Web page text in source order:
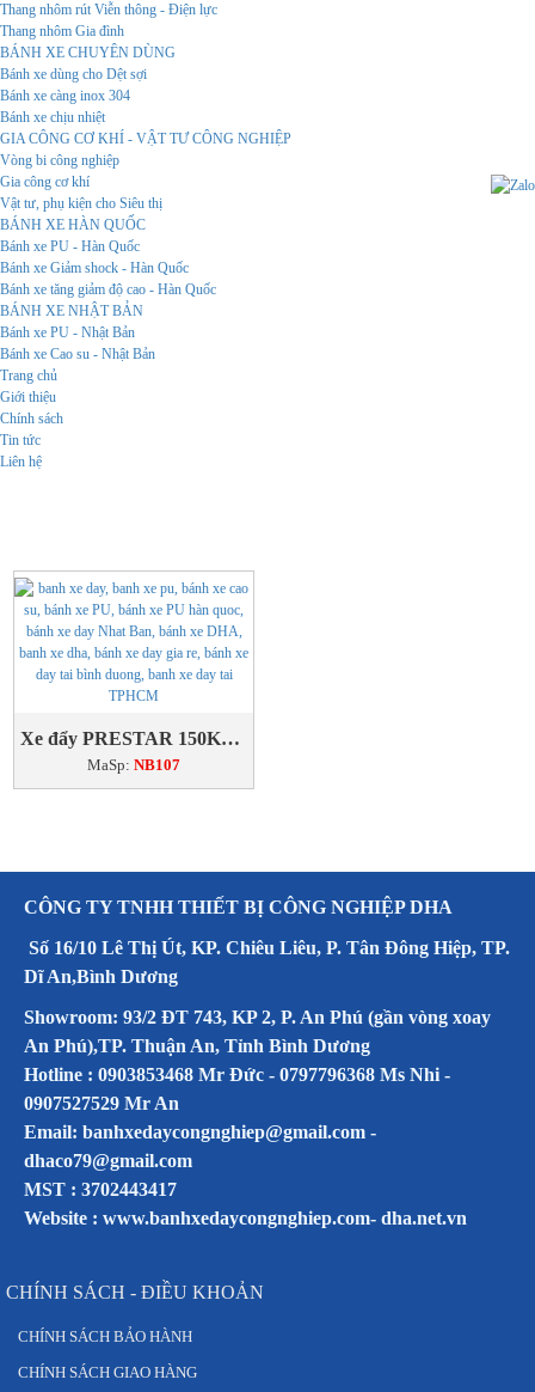
Thang nhôm rút Viễn thông - Điện lực
Thang nhôm Gia đình
BÁNH XE CHUYÊN DÙNG
Bánh xe dùng cho Dệt sợi
Bánh xe càng inox 304
Bánh xe chịu nhiệt
GIA CÔNG CƠ KHÍ - VẬT TƯ CÔNG NGHIỆP
Vòng bi công nghiệp
Gia công cơ khí
Vật tư, phụ kiện cho Siêu thị
BÁNH XE HÀN QUỐC
Bánh xe PU - Hàn Quốc
Bánh xe Giảm shock - Hàn Quốc
Bánh xe tăng giảm độ cao - Hàn Quốc
BÁNH XE NHẬT BẢN
Bánh xe PU - Nhật Bản
Bánh xe Cao su - Nhật Bản
Trang chủ
Giới thiệu
Chính sách
Tin tức
Liên hệ
Xe đẩy PRESTAR 150Kg lồng thép
MaSp: NB107
CÔNG TY TNHH THIẾT BỊ CÔNG NGHIỆP DHA
Số 16/10 Lê Thị Út, KP. Chiêu Liêu, P. Tân Đông Hiệp, TP.
Dĩ An,Bình Dương
Showroom: 93/2 ĐT 743, KP 2, P. An Phú (gần vòng xoay
An Phú),TP. Thuận An, Tỉnh Bình Dương
Hotline : 0903853468 Mr Đức - 0797796368 Ms Nhi -
0907527529 Mr An
Email: banhxedaycongnghiep@gmail.com -
dhaco79@gmail.com
MST : 3702443417
Website : www.banhxedaycongnghiep.com- dha.net.vn
CHÍNH SÁCH - ĐIỀU KHOẢN
CHÍNH SÁCH BẢO HÀNH
CHÍNH SÁCH GIAO HÀNG